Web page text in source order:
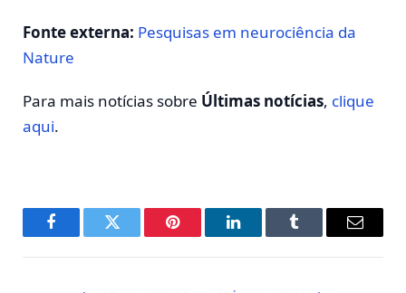
Fonte externa: Pesquisas em neurociência da
Nature
Para mais notícias sobre Últimas notícias, clique
aqui.
FacebookTwitter Pinterest LinkedInTumblr
E-